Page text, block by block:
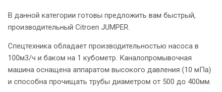
В данной категории готовы предложить вам быстрый,
производительный Citroen JUMPER.
Спецтехника обладает производительностью насоса в
100м3/ч и баком на 1 кубометр. Каналопромывочная
машина оснащена аппаратом высокого давления (10 мПа)
и способна прочищать трубы диаметром от 500 до 400мм.